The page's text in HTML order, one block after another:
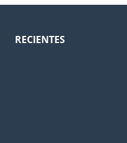
RECIENTES